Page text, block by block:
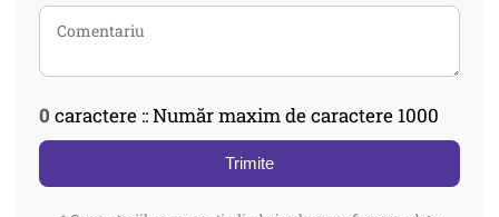
0 caractere :: Număr maxim de caractere 1000
Trimite